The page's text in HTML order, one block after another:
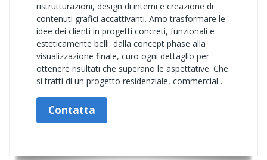
ristrutturazioni, design di interni e creazione di
contenuti grafici accattivanti. Amo trasformare le
idee dei clienti in progetti concreti, funzionali e
esteticamente belli: dalla concept phase alla
visualizzazione finale, curo ogni dettaglio per
ottenere risultati che superano le aspettative. Che
si tratti di un progetto residenziale, commercial ..
Contatta